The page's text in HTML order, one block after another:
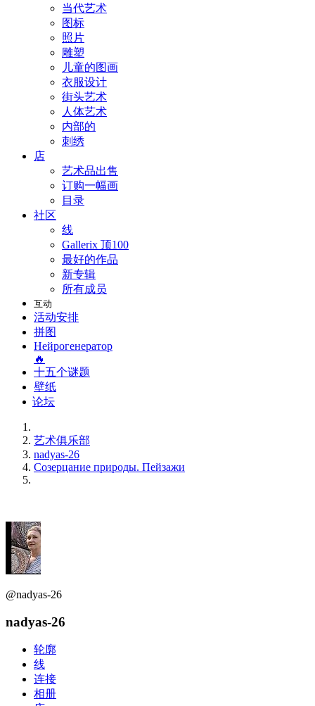
当代艺术
图标
照片
雕塑
儿童的图画
衣服设计
街头艺术
人体艺术
内部的
刺绣
店
艺术品出售
订购一幅画
目录
社区
线
Gallerix 顶100
最好的作品
新专辑
所有成员
互动
活动安排
拼图
Нейрогенератор
🔥
十五个谜题
壁纸
论坛
艺术俱乐部
nadyas-26
Созерцание природы. Пейзажи
@nadyas-26
nadyas-26
轮廓
线
连接
相册